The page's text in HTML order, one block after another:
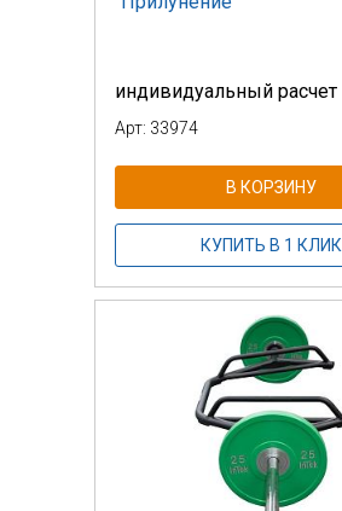
индивидуальный расчет
Арт: 33974
В КОРЗИНУ
КУПИТЬ В 1 КЛИК